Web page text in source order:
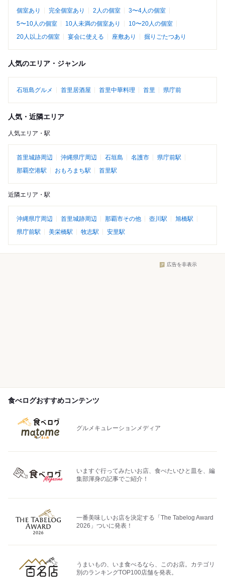
個室あり 完全個室あり 2人の個室
3〜4人の個室
5〜10人の個室
10人未満の個室あり
10〜20人の個室
20人以上の個室
宴会に使える 座敷あり 掘りごたつあり
人気のエリア・ジャンル
石垣島グルメ 首里居酒屋 首里中華料理 首里 県庁前
人気・近隣エリア
人気エリア・駅
首里城跡周辺 沖縄県庁周辺 石垣島 名護市
県庁前駅
那覇空港駅
おもろまち駅 首里駅
近隣エリア・駅
沖縄県庁周辺 首里城跡周辺 那覇市その他 壺川駅
旭橋駅
県庁前駅
美栄橋駅 牧志駅 安里駅
広告を非表示
食べログおすすめコンテンツ
グルメキュレーションメディア
いますぐ行ってみたいお店、食べたいひと皿を、編
集部渾身の記事でご紹介！
一番美味しいお店を決定する「The Tabelog Award
2026」ついに発表！
うまいもの、いま食べるなら、このお店。カテゴリ
別のランキングTOP100店舗を発表。